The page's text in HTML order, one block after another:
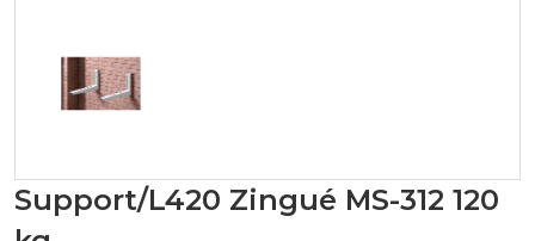
Support/L420 Zingué MS-312 120